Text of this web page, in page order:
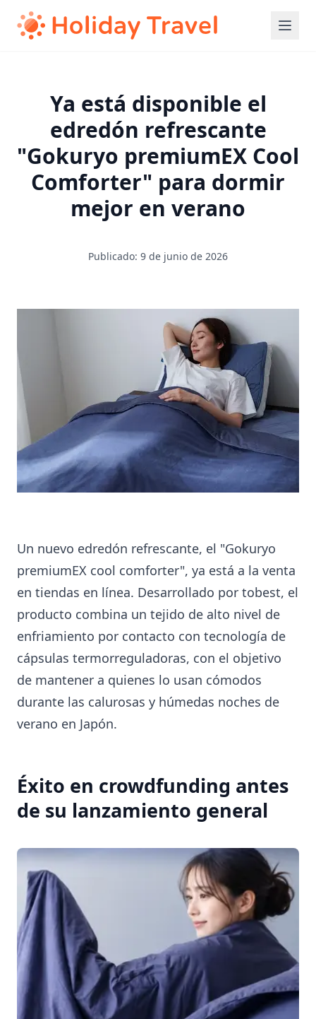
Ya está disponible el
edredón refrescante
"Gokuryo premiumEX Cool
Comforter" para dormir
mejor en verano
Publicado: 9 de junio de 2026
Un nuevo edredón refrescante, el "Gokuryo
premiumEX cool comforter", ya está a la venta
en tiendas en línea. Desarrollado por tobest, el
producto combina un tejido de alto nivel de
enfriamiento por contacto con tecnología de
cápsulas termorreguladoras, con el objetivo
de mantener a quienes lo usan cómodos
durante las calurosas y húmedas noches de
verano en Japón.
Éxito en crowdfunding antes
de su lanzamiento general